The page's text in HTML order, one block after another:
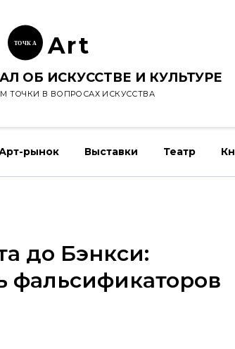
ТОЧК А Art
ОБ ИСКУССТВЕ И КУЛЬТУРЕ
ТОЧКИ В ВОПРОСАХ ИСКУССТВА
рынок Выставки Театр
до Бэнкси:
фальсификаторов